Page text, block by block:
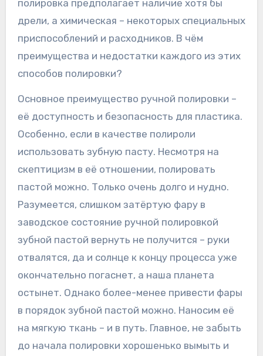
полировка предполагает наличие хотя бы
дрели, а химическая – некоторых специальных
приспособлений и расходников. В чём
преимущества и недостатки каждого из этих
способов полировки?
Основное преимущество ручной полировки –
её доступность и безопасность для пластика.
Особенно, если в качестве полироли
использовать зубную пасту. Несмотря на
скептицизм в её отношении, полировать
пастой можно. Только очень долго и нудно.
Разумеется, слишком затёртую фару в
заводское состояние ручной полировкой
зубной пастой вернуть не получится – руки
отвалятся, да и солнце к концу процесса уже
окончательно погаснет, а наша планета
остынет. Однако более-менее привести фары
в порядок зубной пастой можно. Наносим её
на мягкую ткань – и в путь. Главное, не забыть
до начала полировки хорошенько вымыть и